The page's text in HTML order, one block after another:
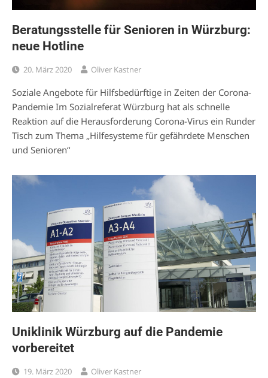
Beratungsstelle für Senioren in Würzburg:
neue Hotline
20. März 2020 Oliver Kastner
Soziale Angebote für Hilfsbedürftige in Zeiten der Corona-
Pandemie Im Sozialreferat Würzburg hat als schnelle
Reaktion auf die Herausforderung Corona-Virus ein Runder
Tisch zum Thema „Hilfesysteme für gefährdete Menschen
und Senioren“
Uniklinik Würzburg auf die Pandemie
vorbereitet
19. März 2020 Oliver Kastner